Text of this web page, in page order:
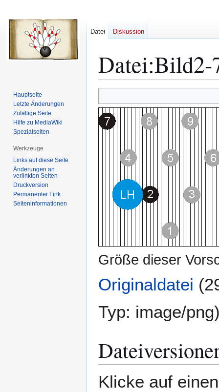
Datei:Bild2-
Navigation
springen
Suche
springen
Größe dieser
Originaldatei
Typ: image/png
Klicke auf
Datei Diskussion
Hauptseite
Letzte Änderungen
Zufällige Seite
Hilfe zu MediaWiki
Spezialseiten
Werkzeuge
Links auf diese Seite
Änderungen an
verlinkten Seiten
Druckversion
Permanenter Link
Seiten­­informationen